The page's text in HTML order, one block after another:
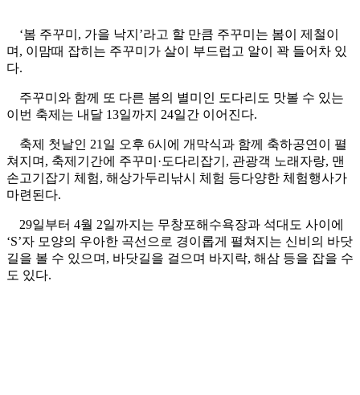
‘봄 주꾸미, 가을 낙지’라고 할 만큼 주꾸미는 봄이 제철이
며, 이맘때 잡히는 주꾸미가 살이 부드럽고 알이 꽉 들어차 있
다.
주꾸미와 함께 또 다른 봄의 별미인 도다리도 맛볼 수 있는
이번 축제는 내달 13일까지 24일간 이어진다.
축제 첫날인 21일 오후 6시에 개막식과 함께 축하공연이 펼
쳐지며, 축제기간에 주꾸미·도다리잡기, 관광객 노래자랑, 맨
손고기잡기 체험, 해상가두리낚시 체험 등다양한 체험행사가
마련된다.
29일부터 4월 2일까지는 무창포해수욕장과 석대도 사이에
‘S’자 모양의 우아한 곡선으로 경이롭게 펼쳐지는 신비의 바닷
길을 볼 수 있으며, 바닷길을 걸으며 바지락, 해삼 등을 잡을 수
도 있다.